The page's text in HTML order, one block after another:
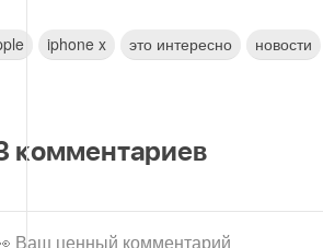
iphone x это интересно новости
комментариев